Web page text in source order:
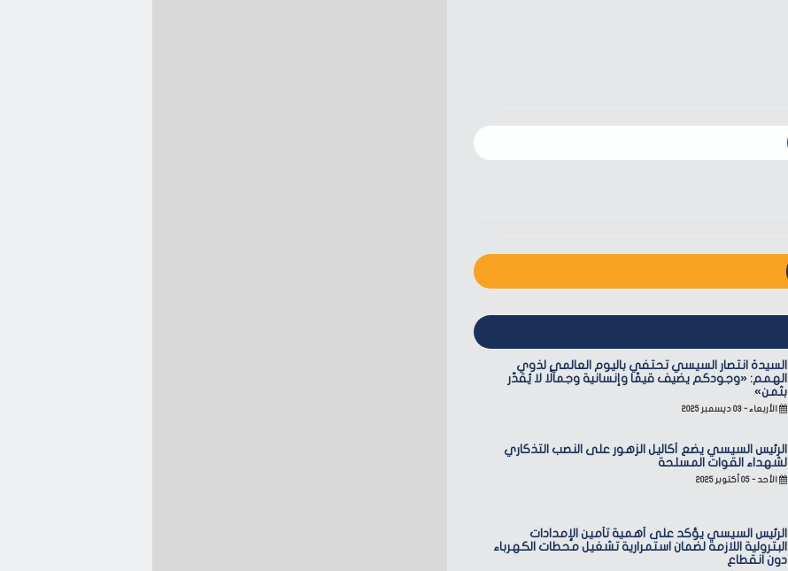
السيدة انتصار السيسي تحتفي باليوم العالمي لذوي
الهمم: «وجودكم يضيف قيمًا وإنسانية وجمالًا لا يُقدّر
بثمن»
الأربعاء - ٠٣ ديسمبر ٢٠٢٥
الرئيس السيسي يضع أكاليل الزهور على النصب التذكاري
لشهداء القوات المسلحة
الأحد - ٠٥ أكتوبر ٢٠٢٥
الرئيس السيسي يؤكد على أهمية تأمين الإمدادات
البترولية اللازمة لضمان استمرارية تشغيل محطات الكهرباء
دون انقطاع